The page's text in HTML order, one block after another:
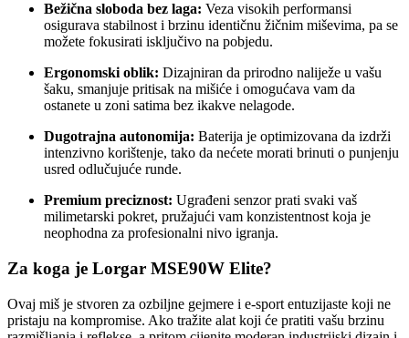
Bežična sloboda bez laga: Veza visokih performansi
osigurava stabilnost i brzinu identičnu žičnim miševima, pa se
možete fokusirati isključivo na pobjedu.
Ergonomski oblik: Dizajniran da prirodno naliježe u vašu
šaku, smanjuje pritisak na mišiće i omogućava vam da
ostanete u zoni satima bez ikakve nelagode.
Dugotrajna autonomija: Baterija je optimizovana da izdrži
intenzivno korištenje, tako da nećete morati brinuti o punjenju
usred odlučujuće runde.
Premium preciznost: Ugrađeni senzor prati svaki vaš
milimetarski pokret, pružajući vam konzistentnost koja je
neophodna za profesionalni nivo igranja.
Za koga je Lorgar MSE90W Elite?
Ovaj miš je stvoren za ozbiljne gejmere i e-sport entuzijaste koji ne
pristaju na kompromise. Ako tražite alat koji će pratiti vašu brzinu